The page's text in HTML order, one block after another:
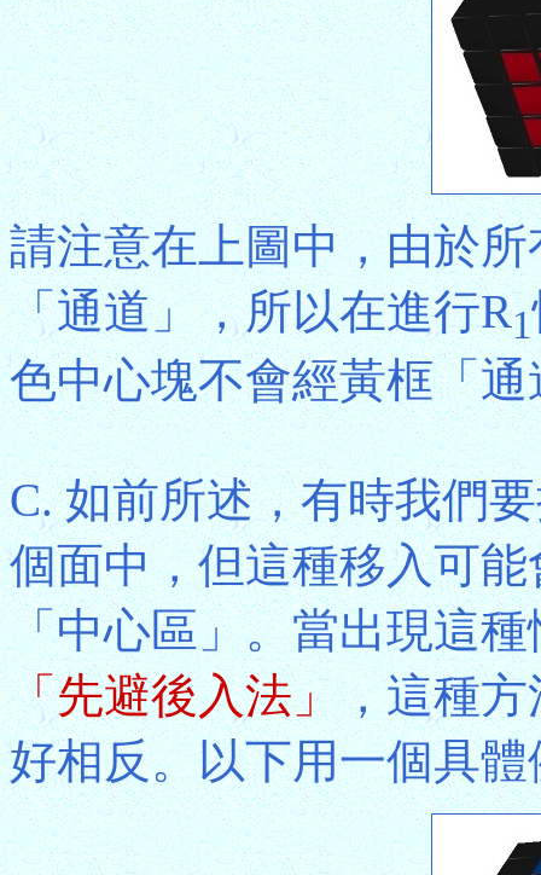
請注意在上圖中，由於
「通道」，所以在進行R1
色中心塊不會經黃框「
C. 如前所述，有時我們
個面中，但這種移入可
「中心區」。當出現這
「先避後入法」，這種
好相反。以下用一個具